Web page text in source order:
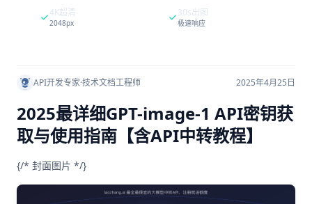
4K超清
2048px
30s出图
极速响应
API开发专家·技术文档工程师 2025年4月25日
2025最详细GPT-image-1 API密钥获
取与使用指南【含API中转教程】
{/* 封面图片 */}